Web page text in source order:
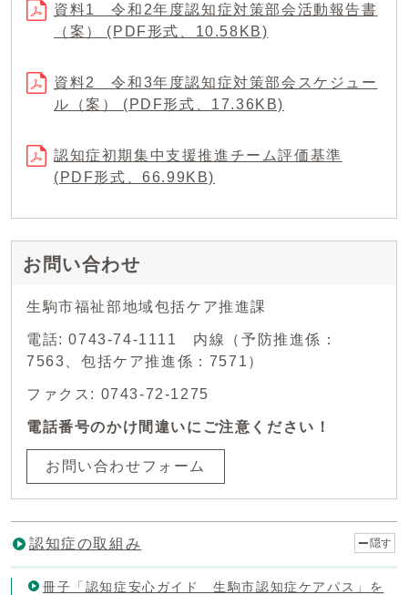
資料1 令和2年度認知症対策部会活動報告書
（案） (PDF形式、10.58KB)
資料2 令和3年度認知症対策部会スケジュー
ル（案） (PDF形式、17.36KB)
認知症初期集中支援推進チーム評価基準
(PDF形式、66.99KB)
お問い合わせ
生駒市福祉部地域包括ケア推進課
電話: 0743-74-1111 内線（予防推進係：
7563、包括ケア推進係：7571）
ファクス: 0743-72-1275
電話番号のかけ間違いにご注意ください！
お問い合わせフォーム
認知症の取組み 隠す
冊子「認知症安心ガイド 生駒市認知症ケアパス」を